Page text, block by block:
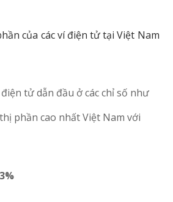
của các ví điện tử tại Việt Nam
tử dẫn đầu ở các chỉ số như
phần cao nhất Việt Nam với